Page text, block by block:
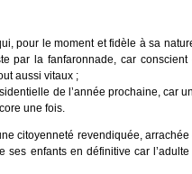
pour le moment et fidèle à sa
par la fanfaronnade, car
aussi vitaux ;
de l’année prochaine, car
une fois.
citoyenneté revendiquée,
enfants en définitive car